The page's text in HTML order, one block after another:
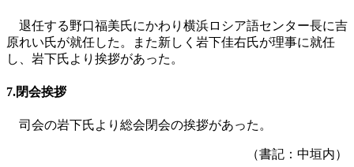
退任する野口福美氏にかわり横浜ロシア語センター長に吉
原れい氏が就任した。また新しく岩下佳右氏が理事に就任
し、岩下氏より挨拶があった。
7.閉会挨拶
司会の岩下氏より総会閉会の挨拶があった。
（書記：中垣内）